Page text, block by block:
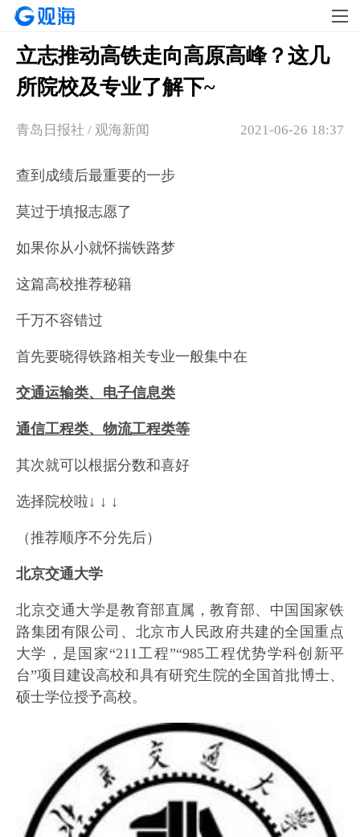
立志推动高铁走向高原高峰？这几
所院校及专业了解下~
2021-06-26 18:37
青岛日报社 / 观海新闻
查到成绩后最重要的一步
莫过于填报志愿了
如果你从小就怀揣铁路梦
这篇高校推荐秘籍
千万不容错过
首先要晓得铁路相关专业一般集中在
交通运输类、电子信息类
通信工程类、物流工程类等
其次就可以根据分数和喜好
选择院校啦↓ ↓ ↓
（推荐顺序不分先后）
北京交通大学
北京交通大学是教育部直属，教育部、中国国家铁
路集团有限公司、北京市人民政府共建的全国重点
大学，是国家“211工程”“985工程优势学科创新平
台”项目建设高校和具有研究生院的全国首批博士、
硕士学位授予高校。